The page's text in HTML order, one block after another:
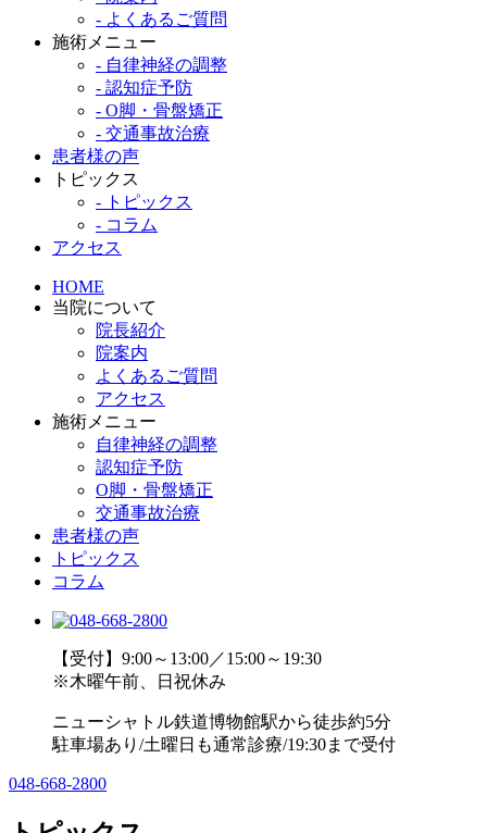
- よくあるご質問
施術メニュー
- 自律神経の調整
- 認知症予防
- O脚・骨盤矯正
- 交通事故治療
患者様の声
トピックス
- トピックス
- コラム
アクセス
HOME
当院について
院長紹介
院案内
よくあるご質問
アクセス
施術メニュー
自律神経の調整
認知症予防
O脚・骨盤矯正
交通事故治療
患者様の声
トピックス
コラム
【受付】9:00～13:00／15:00～19:30
※木曜午前、日祝休み
ニューシャトル鉄道博物館駅から徒歩約5分
駐車場あり/土曜日も通常診療/19:30まで受付
048-668-2800